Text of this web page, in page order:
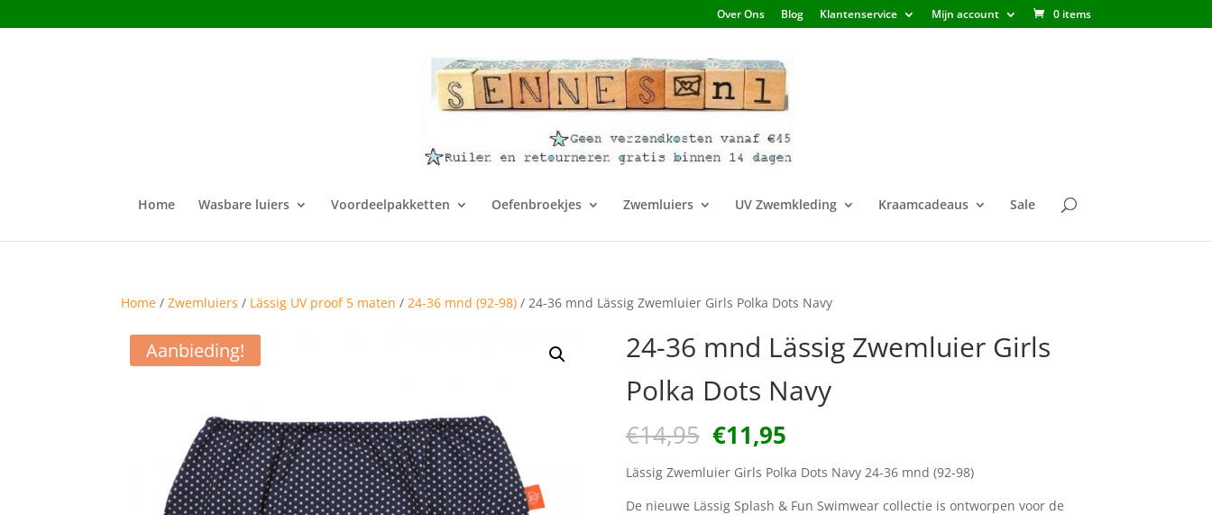
Over Ons Blog Klantenservice Mijn account 0 items
Home Wasbare luiers Voordeelpakketten Oefenbroekjes Zwemluiers UV Zwemkleding Kraamcadeaus Sale
Home /Zwemluiers / Lässig UV proof 5 maten /24-36 mnd (92-98) / 24-36 mnd Lässig Zwemluier Girls Polka Dots Navy
Aanbieding!
24-36 mnd Lässig Zwemluier Girls
Polka Dots Navy
€14,95 Oorspronkelijke
prijs
was:
€14,95.
€11,95Huidige
is:
€11,95.
Lässig Zwemluier Girls Polka Dots Navy 24-36 mnd (92-98)
De nieuwe Lässig Splash & Fun Swimwear collectie is ontworpen voor de